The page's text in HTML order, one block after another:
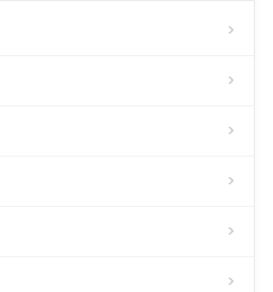
›
›
›
›
›
›